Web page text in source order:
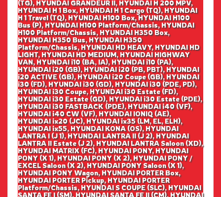
(TG), HYUNDAI GRANDEUR II, HYUNDAI H 200 MPV,
HYUNDAI H 1 Box, HYUNDAI H 1 Cargo (TQ), HYUNDAI
H 1 Travel (TQ), HYUNDAI H100 Box, HYUNDAI H100
Bus (P), HYUNDAI H100 Platform/Chassis, HYUNDAI
H100 Platform/Chassis, HYUNDAI H350 Box,
HYUNDAI H350 Bus, HYUNDAI H350
Platform/Chassis, HYUNDAI HD HEAVY, HYUNDAI HD
LIGHT, HYUNDAI HD MEDIUM, HYUNDAI HIGHWAY
VAN, HYUNDAI i10 (BA, IA), HYUNDAI i10 (PA),
HYUNDAI i20 (GB), HYUNDAI i20 (PB, PBT), HYUNDAI
i20 ACTIVE (GB), HYUNDAI i20 Coupe (GB), HYUNDAI
i30 (FD), HYUNDAI i30 (GD), HYUNDAI i30 (PDE, PD),
HYUNDAI i30 Coupe, HYUNDAI i30 Estate (FD),
HYUNDAI i30 Estate (GD), HYUNDAI i30 Estate (PDE),
HYUNDAI i30 FASTBACK (PDE), HYUNDAI i40 (VF),
HYUNDAI i40 CW (VF), HYUNDAI IONIQ (AE),
HYUNDAI ix20 (JC), HYUNDAI ix35 (LM, EL, ELH),
HYUNDAI ix55, HYUNDAI KONA (OS), HYUNDAI
LANTRA I (J 1), HYUNDAI LANTRA II (J 2), HYUNDAI
LANTRA II Estate (J 2), HYUNDAI LANTRA Saloon (XD),
HYUNDAI MATRIX (FC), HYUNDAI PONY, HYUNDAI
PONY (X 1), HYUNDAI PONY (X 2), HYUNDAI PONY /
EXCEL Saloon (X 2), HYUNDAI PONY Saloon (X 1),
HYUNDAI PONY Wagon, HYUNDAI PORTER Box,
HYUNDAI PORTER Pickup, HYUNDAI PORTER
Platform/Chassis, HYUNDAI S COUPE (SLC), HYUNDAI
SANTA FE I (SM), HYUNDAI SANTA FE II (CM), HYUNDAI